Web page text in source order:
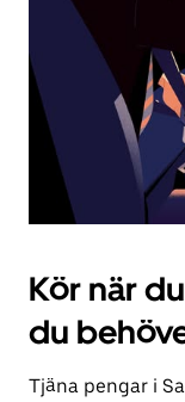
kalendern.
Kör när
du
Tjäna pengar i